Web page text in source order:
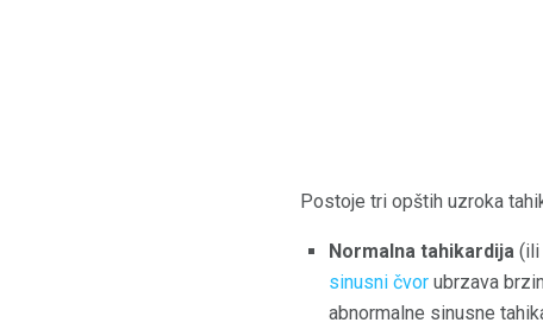
Postoje tri opštih uzroka
Normalna tahikardija (ili
sinusni čvor ubrzava
abnormalne sinusne